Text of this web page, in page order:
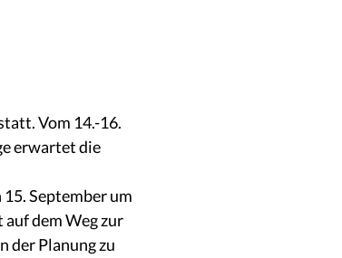
Vom 14.-16.
erwartet die
September um
dem Weg zur
der Planung zu